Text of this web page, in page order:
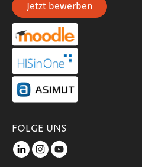
Jetzt bewerben
portal link moddle
portal link hisinone
portal link asimut
FOLGE UNS
LinkedIninstagram
youtube